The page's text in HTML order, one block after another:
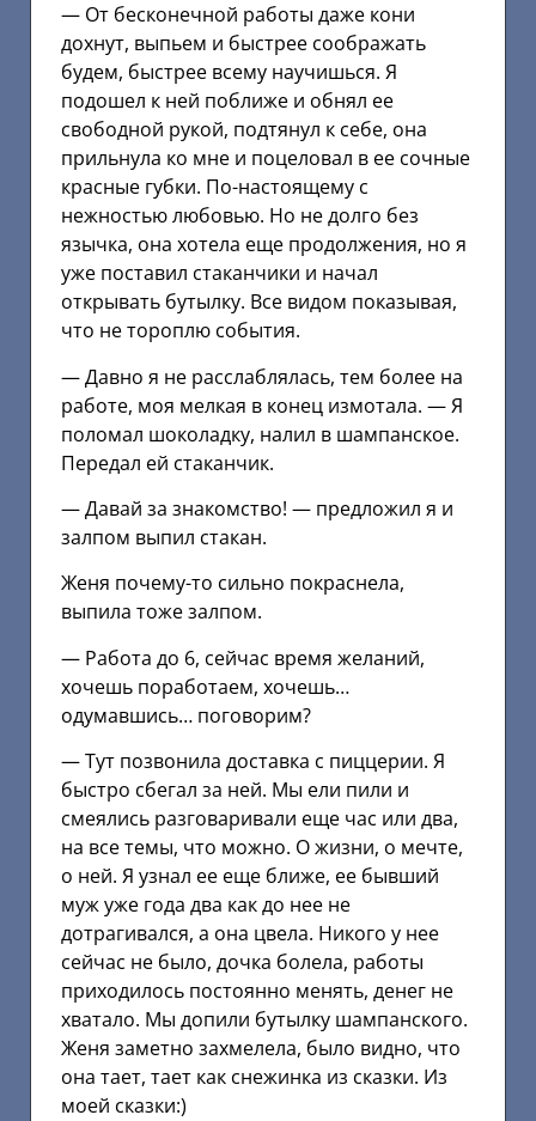
— От бесконечной работы даже кони
дохнут, выпьем и быстрее соображать
будем, быстрее всему научишься. Я
подошел к ней поближе и обнял ее
свободной рукой, подтянул к себе, она
прильнула ко мне и поцеловал в ее сочные
красные губки. По-настоящему с
нежностью любовью. Но не долго без
язычка, она хотела еще продолжения, но я
уже поставил стаканчики и начал
открывать бутылку. Все видом показывая,
что не тороплю события.
— Давно я не расслаблялась, тем более на
работе, моя мелкая в конец измотала. — Я
поломал шоколадку, налил в шампанское.
Передал ей стаканчик.
— Давай за знакомство! — предложил я и
залпом выпил стакан.
Женя почему-то сильно покраснела,
выпила тоже залпом.
— Работа до 6, сейчас время желаний,
хочешь поработаем, хочешь…
одумавшись… поговорим?
— Тут позвонила доставка с пиццерии. Я
быстро сбегал за ней. Мы ели пили и
смеялись разговаривали еще час или два,
на все темы, что можно. О жизни, о мечте,
о ней. Я узнал ее еще ближе, ее бывший
муж уже года два как до нее не
дотрагивался, а она цвела. Никого у нее
сейчас не было, дочка болела, работы
приходилось постоянно менять, денег не
хватало. Мы допили бутылку шампанского.
Женя заметно захмелела, было видно, что
она тает, тает как снежинка из сказки. Из
моей сказки:)